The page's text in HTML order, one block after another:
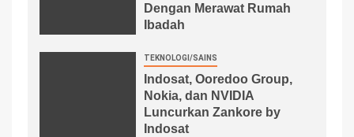
Dengan Merawat Rumah
Ibadah
TEKNOLOGI/SAINS
Indosat, Ooredoo Group,
Nokia, dan NVIDIA
Luncurkan Zankore by
Indosat